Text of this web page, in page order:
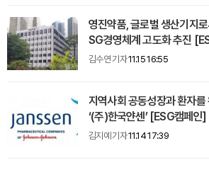
영진약품, 글로벌 생산기지
SG경영체계 고도화 추진
김수연 기자11.15 16:55
지역사회 공동성장과 환자
‘(주)한국얀센’ [ESG캠페인]
김지예 기자11.14 17:39